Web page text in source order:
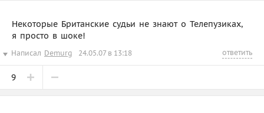
Некоторые Британские судьи не знают о Телепузиках,
я просто в шоке!
Написал Demurg 24.05.07 в 13:18 ответить
9